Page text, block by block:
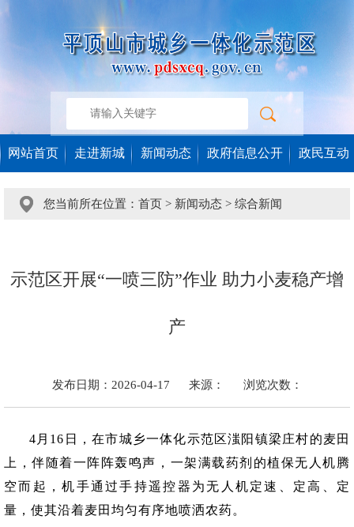
网站首页 走进新城 新闻动态 政府信息公开 政民互动
您当前所在位置： 首页 > 新闻动态 > 综合新闻
示范区开展“一喷三防”作业 助力小麦稳产增
产
发布日期：2026-04-17 来源： 浏览次数：
4月16日，在市城乡一体化示范区滍阳镇梁庄村的麦田
上，伴随着一阵阵轰鸣声，一架满载药剂的植保无人机腾
空而起，机手通过手持遥控器为无人机定速、定高、定
量，使其沿着麦田均匀有序地喷洒农药。